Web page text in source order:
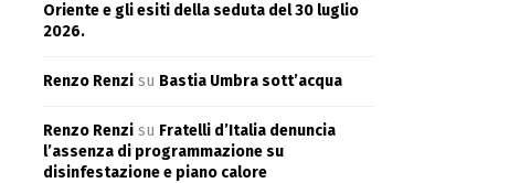
Oriente e gli esiti della seduta del 30 luglio
2026.
Renzo Renzi su Bastia Umbra sott’acqua
Renzo Renzi su Fratelli d’Italia denuncia
l’assenza di programmazione su
disinfestazione e piano calore